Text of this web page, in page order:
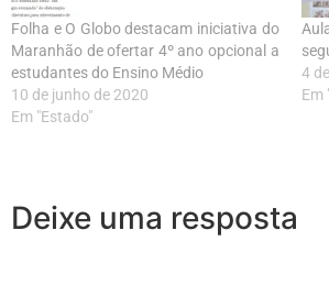
Folha e O Globo destacam iniciativa do
Maranhão de ofertar 4º ano opcional a
estudantes do Ensino Médio
10 de junho de 2020
Em "Estado"
4
Em
Deixe uma resposta